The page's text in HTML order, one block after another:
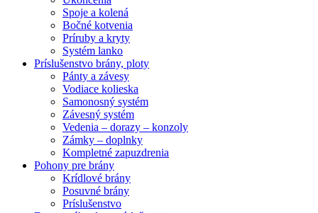
Spoje a kolená
Bočné kotvenia
Príruby a kryty
Systém lanko
Príslušenstvo brány, ploty
Pánty a závesy
Vodiace kolieska
Samonosný systém
Závesný systém
Vedenia – dorazy – konzoly
Zámky – doplnky
Kompletné zapuzdrenia
Pohony pre brány
Krídlové brány
Posuvné brány
Príslušenstvo